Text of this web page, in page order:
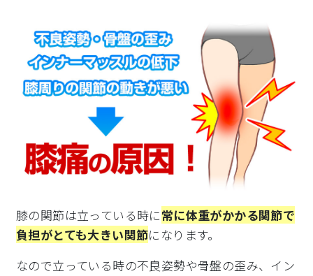
膝の関節は立っている時に常に体重がかかる関節で
負担がとても大きい関節になります。
なので立っている時の不良姿勢や骨盤の歪み、イン